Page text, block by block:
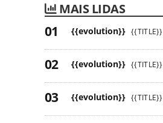
MAIS LIDAS
{{evolution}} {{TITLE}}
{{evolution}} {{TITLE}}
{{evolution}} {{TITLE}}